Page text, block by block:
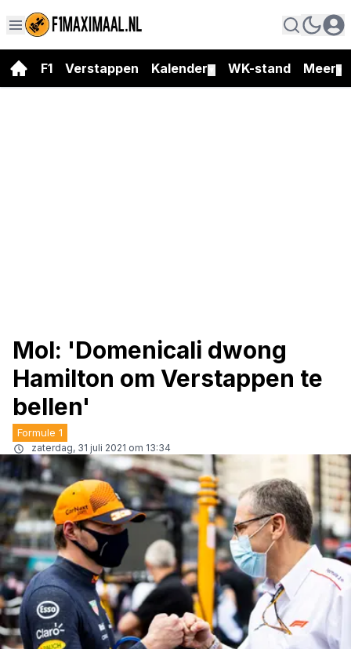
F1 Verstappen Kalender WK-stand Meer
Mol: 'Domenicali dwong
Hamilton om Verstappen te
bellen'
Formule 1
zaterdag, 31 juli 2021 om 13:34